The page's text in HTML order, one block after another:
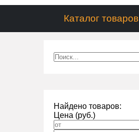
Каталог товаров
Найдено товаров:
Цена (руб.)